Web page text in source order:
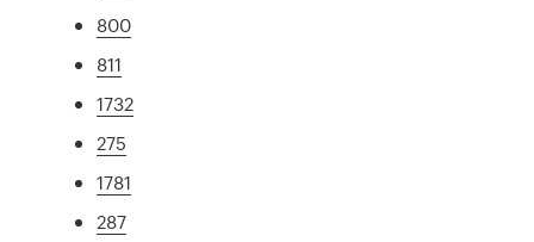
800
811
1732
275
1781
287